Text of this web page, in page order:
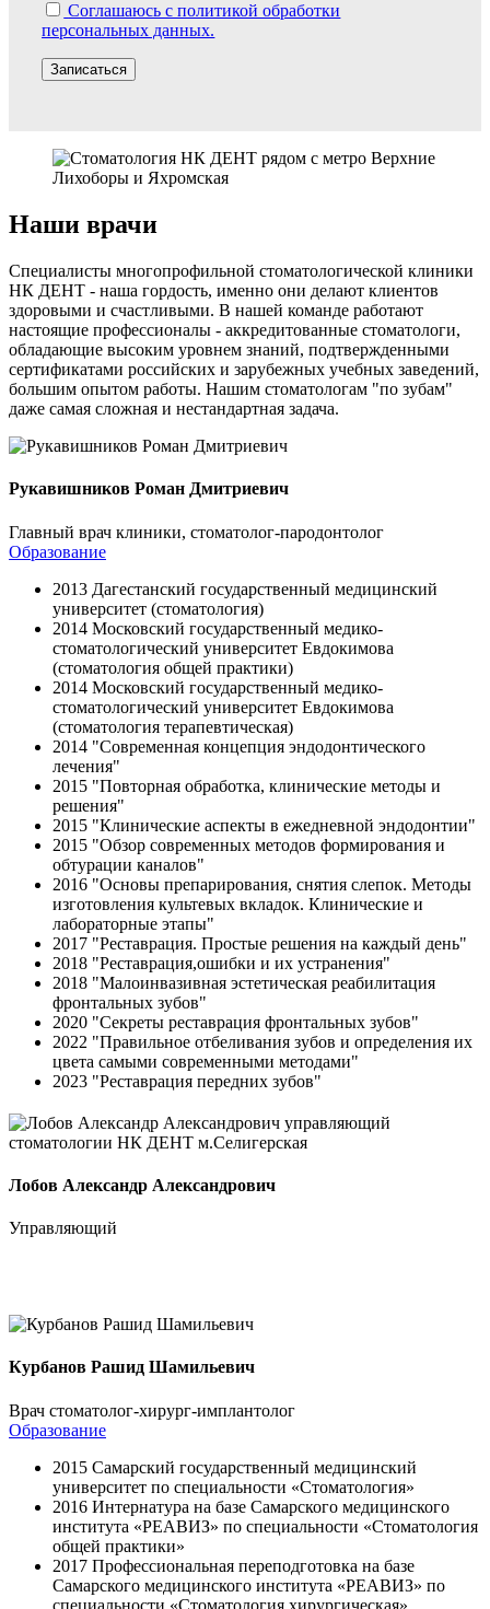
Соглашаюсь с политикой обработки
персональных данных.
Наши врачи
Специалисты многопрофильной стоматологической клиники
НК ДЕНТ - наша гордость, именно они делают клиентов
здоровыми и счастливыми. В нашей команде работают
настоящие профессионалы - аккредитованные стоматологи,
обладающие высоким уровнем знаний, подтвержденными
сертификатами российских и зарубежных учебных заведений,
большим опытом работы. Нашим стоматологам "по зубам"
даже самая сложная и нестандартная задача.
Рукавишников Роман Дмитриевич
Главный врач клиники, стоматолог-пародонтолог
Образование
2013 Дагестанский государственный медицинский
университет (стоматология)
2014 Московский государственный медико-
стоматологический университет Евдокимова
(стоматология общей практики)
2014 Московский государственный медико-
стоматологический университет Евдокимова
(стоматология терапевтическая)
2014 "Современная концепция эндодонтического
лечения"
2015 "Повторная обработка, клинические методы и
решения"
2015 "Клинические аспекты в ежедневной эндодонтии"
2015 "Обзор современных методов формирования и
обтурации каналов"
2016 "Основы препарирования, снятия слепок. Методы
изготовления культевых вкладок. Клинические и
лабораторные этапы"
2017 "Реставрация. Простые решения на каждый день"
2018 "Реставрация,ошибки и их устранения"
2018 "Малоинвазивная эстетическая реабилитация
фронтальных зубов"
2020 "Секреты реставрация фронтальных зубов"
2022 "Правильное отбеливания зубов и определения их
цвета самыми современными методами"
2023 "Реставрация передних зубов"
Лобов Александр Александрович
Управляющий
Курбанов Рашид Шамильевич
Врач стоматолог-хирург-имплантолог
Образование
2015 Самарский государственный медицинский
университет по специальности «Стоматология»
2016 Интернатура на базе Самарского медицинского
института «РЕАВИЗ» по специальности «Стоматология
общей практики»
2017 Профессиональная переподготовка на базе
Самарского медицинского института «РЕАВИЗ» по
специальности «Стоматология хирургическая»